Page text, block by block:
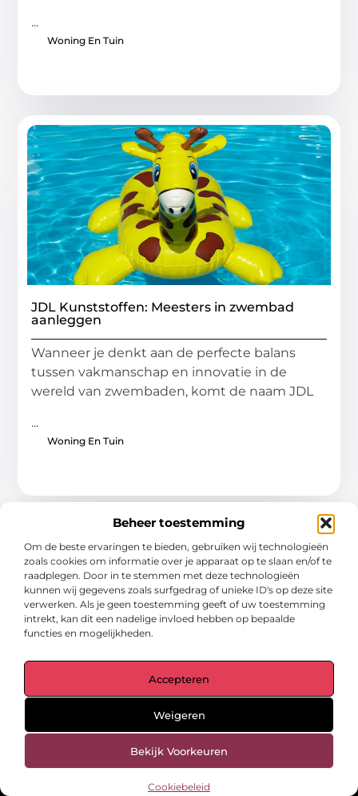
Beheer toestemming
Om de beste ervaringen te bieden, gebruiken wij technologieën
zoals cookies om informatie over je apparaat op te slaan en/of te
raadplegen. Door in te stemmen met deze technologieën
kunnen wij gegevens zoals surfgedrag of unieke ID's op deze site
verwerken. Als je geen toestemming geeft of uw toestemming
intrekt, kan dit een nadelige invloed hebben op bepaalde
functies en mogelijkheden.
Accepteren
Weigeren
Bekijk Voorkeuren
Cookiebeleid
...
Woning En Tuin
JDL Kunststoffen: Meesters in zwembad
aanleggen
Wanneer je denkt aan de perfecte balans
tussen vakmanschap en innovatie in de
wereld van zwembaden, komt de naam JDL
...
Woning En Tuin
Main Links
gegrond.nl – Jouw verzameling van